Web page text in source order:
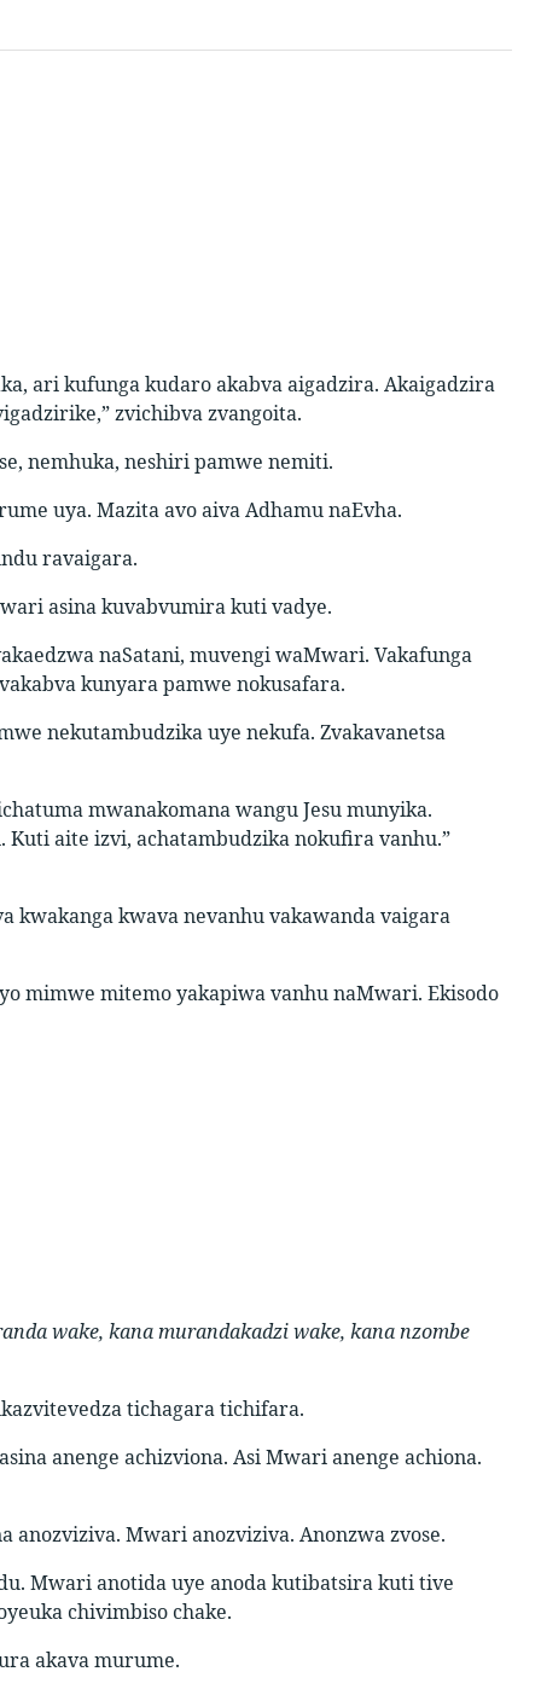
ari kufunga kudaro akabva aigadzira. Akaigadzira
zvichibva zvangoita.
nemhuka, neshiri pamwe nemiti.
uya. Mazita avo aiva Adhamu naEvha.
ravaigara.
asina kuvabvumira kuti vadye.
naSatani, muvengi waMwari. Vakafunga
kunyara pamwe nokusafara.
nekutambudzika uye nekufa. Zvakavanetsa
mwanakomana wangu Jesu munyika.
aite izvi, achatambudzika nokufira vanhu.”
kwakanga kwava nevanhu vakawanda vaigara
mimwe mitemo yakapiwa vanhu naMwari. Ekisodo
wake, kana murandakadzi wake, kana nzombe
tichagara tichifara.
anenge achizviona. Asi Mwari anenge achiona.
Mwari anozviziva. Anonzwa zvose.
Mwari anotida uye anoda kutibatsira kuti tive
chivimbiso chake.
akava murume.